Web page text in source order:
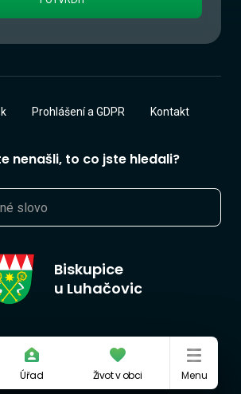
Úřad Život v obci Menu
Biskupice
u Luhačovic
nenašli, to co jste hledali?
Prohlášení a GDPR Kontakt